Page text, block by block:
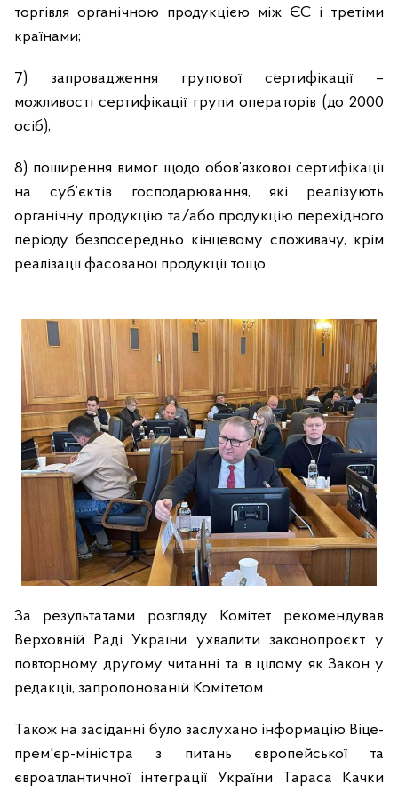
торгівля органічною продукцією між ЄС і третіми
країнами;
7) запровадження групової сертифікації –
можливості сертифікації групи операторів (до 2000
осіб);
8) поширення вимог щодо обов’язкової сертифікації
на суб’єктів господарювання, які реалізують
органічну продукцію та/або продукцію перехідного
періоду безпосередньо кінцевому споживачу, крім
реалізації фасованої продукції тощо.
За результатами розгляду Комітет рекомендував
Верховній Раді України ухвалити законопроєкт у
повторному другому читанні та в цілому як Закон у
редакції, запропонованій Комітетом.
Також на засіданні було заслухано інформацію Віце-
прем'єр-міністра з питань європейської та
євроатлантичної інтеграції України Тараса Качки